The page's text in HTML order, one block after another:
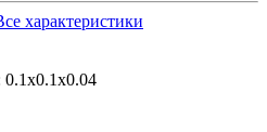
характеристики
0.1x0.1x0.04